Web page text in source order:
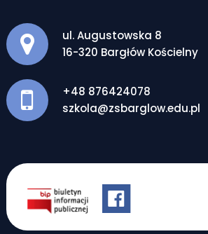
Adres pocztowy:
ul. Augustowska 8
16-320 Bargłów Kościelny
+48 876424078
szkola@zsbarglow.edu.pl